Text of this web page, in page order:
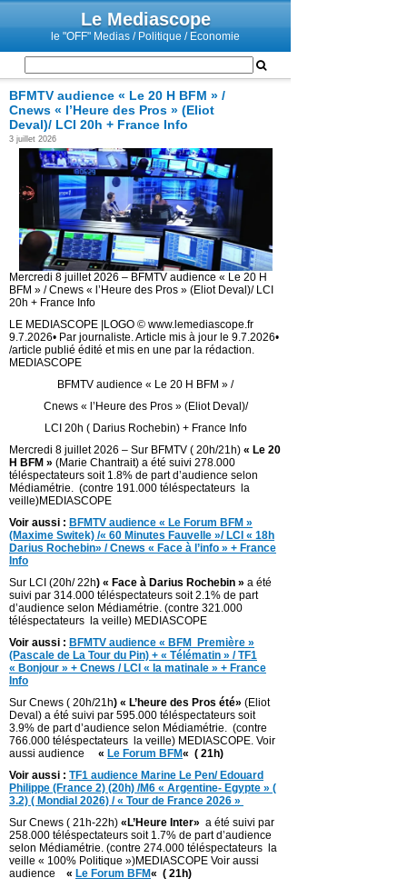
Le Mediascope
le "OFF" Medias / Politique / Economie
BFMTV audience « Le 20 H BFM » /
Cnews « l’Heure des Pros » (Eliot
Deval)/ LCI 20h + France Info
3 juillet 2026
Mercredi 8 juillet 2026 – BFMTV audience « Le 20 H
BFM » / Cnews « l’Heure des Pros » (Eliot Deval)/ LCI
20h + France Info
LE MEDIASCOPE |LOGO © www.lemediascope.fr
9.7.2026• Par journaliste. Article mis à jour le 9.7.2026•
/article publié édité et mis en une par la rédaction.
MEDIASCOPE
BFMTV audience « Le 20 H BFM » /
Cnews « l’Heure des Pros » (Eliot Deval)/
LCI 20h ( Darius Rochebin) + France Info
Mercredi 8 juillet 2026 – Sur BFMTV ( 20h/21h) « Le 20
H BFM » (Marie Chantrait) a été suivi 278.000
téléspectateurs soit 1.8% de part d’audience selon
Médiamétrie. (contre 191.000 téléspectateurs la
veille)MEDIASCOPE
Voir aussi : BFMTV audience « Le Forum BFM »
(Maxime Switek) /« 60 Minutes Fauvelle »/ LCI « 18h
Darius Rochebin» / Cnews « Face à l’info » + France
Info
Sur LCI (20h/ 22h) « Face à Darius Rochebin » a été
suivi par 314.000 téléspectateurs soit 2.1% de part
d’audience selon Médiamétrie. (contre 321.000
téléspectateurs la veille) MEDIASCOPE
Voir aussi : BFMTV audience « BFM Première »
(Pascale de La Tour du Pin) + « Télématin » / TF1
« Bonjour » + Cnews / LCI « la matinale » + France
Info
Sur Cnews ( 20h/21h) « L’heure des Pros été» (Eliot
Deval) a été suivi par 595.000 téléspectateurs soit
3.9% de part d’audience selon Médiamétrie. (contre
766.000 téléspectateurs la veille) MEDIASCOPE. Voir
aussi audience
« Le Forum BFM« ( 21h)
Voir aussi : TF1 audience Marine Le Pen/ Edouard
Philippe (France 2) (20h) /M6 « Argentine- Egypte » (
3.2) ( Mondial 2026) / « Tour de France 2026 »
Sur Cnews ( 21h-22h) «L’Heure Inter» a été suivi par
258.000 téléspectateurs soit 1.7% de part d’audience
selon Médiamétrie. (contre 274.000 téléspectateurs la
veille « 100% Politique »)MEDIASCOPE Voir aussi
audience
« Le Forum BFM« ( 21h)